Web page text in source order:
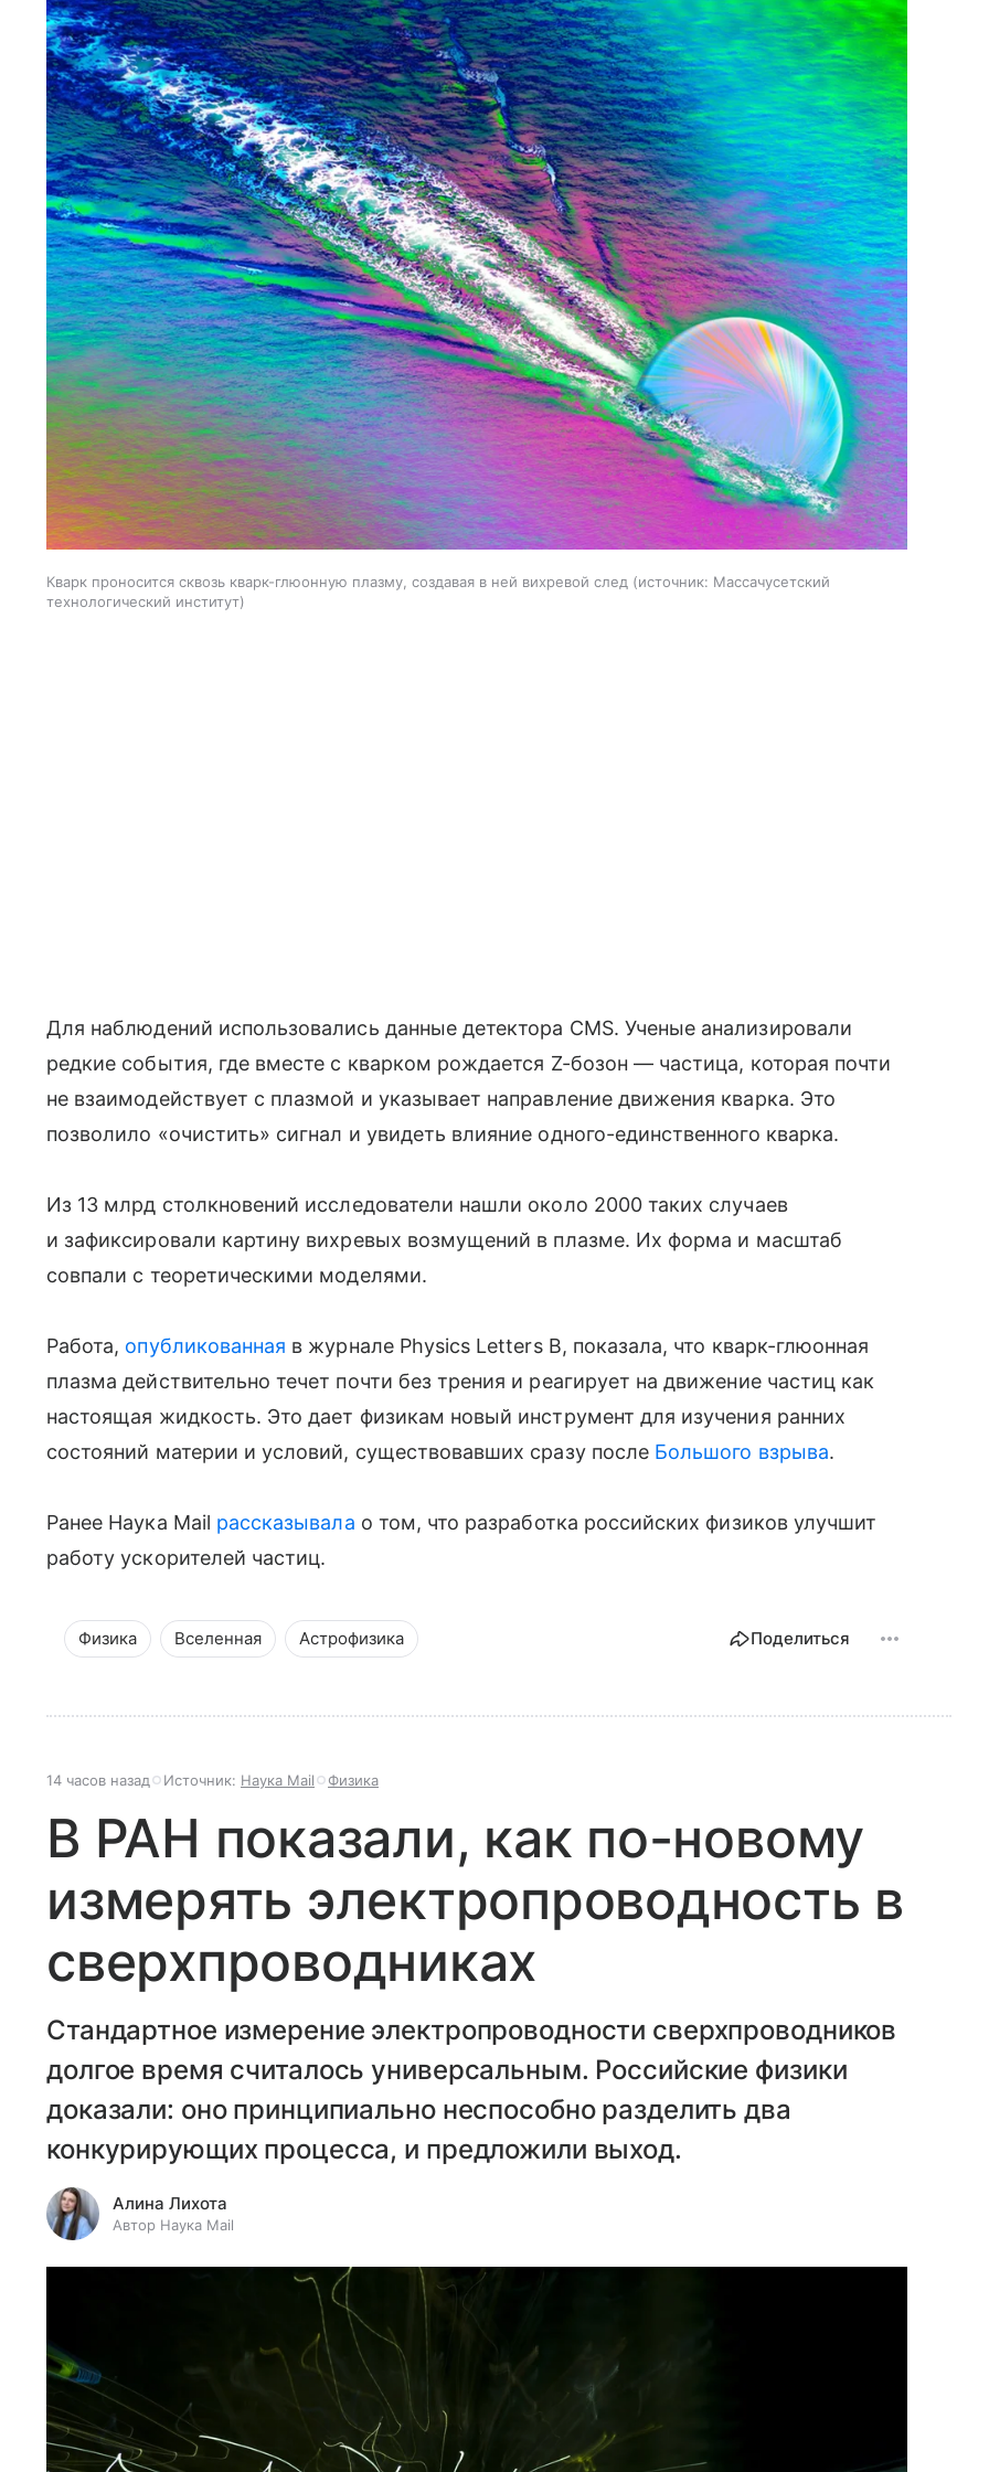
Кварк проносится сквозь кварк-глюонную плазму, создавая в ней вихревой след источник: Массачусетский
технологический институт
Для наблюдений использовались данные детектора CMS. Ученые анализировали
редкие события, где вместе с кварком рождается Z-бозон — частица, которая почти
не взаимодействует с плазмой и указывает направление движения кварка. Это
позволило «очистить» сигнал и увидеть влияние одного-единственного кварка.
Из 13 млрд столкновений исследователи нашли около 2000 таких случаев
и зафиксировали картину вихревых возмущений в плазме. Их форма и масштаб
совпали с теоретическими моделями.
Работа, опубликованная в журнале Physics Letters B, показала, что кварк-глюонная
плазма действительно течет почти без трения и реагирует на движение частиц как
настоящая жидкость. Это дает физикам новый инструмент для изучения ранних
состояний материи и условий, существовавших сразу после Большого взрыва.
Ранее Наука Mail рассказывала о том, что разработка российских физиков улучшит
работу ускорителей частиц.
Физика Вселенная Астрофизика Поделиться
14 часов назад Источник: Наука Mail Физика
В РАН показали, как по-новому
измерять электропроводность в
сверхпроводниках
Стандартное измерение электропроводности сверхпроводников
долгое время считалось универсальным. Российские физики
доказали: оно принципиально неспособно разделить два
конкурирующих процесса, и предложили выход.
Алина Лихота
Автор Наука Mail